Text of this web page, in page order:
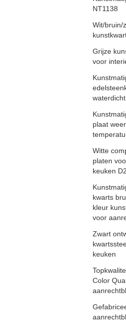
NT1138
Wit/bruin/
Grijze
voor
plaat
Witte
platen
keuken
kwarts
kleur
voor
Zwart
keuken
Color